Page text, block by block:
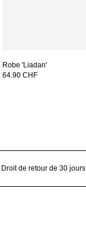
Robe 'Liadan'
64.90 CHF
Droit de retour de 30 jours